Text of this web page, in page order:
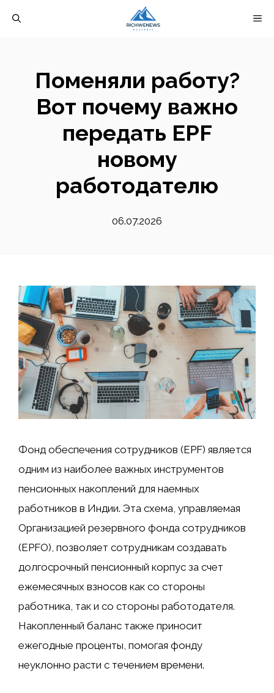
Поменяли работу?
Вот почему важно
передать EPF
новому
работодателю
06.07.2026
Фонд обеспечения сотрудников (EPF) является
одним из наиболее важных инструментов
пенсионных накоплений для наемных
работников в Индии. Эта схема, управляемая
Организацией резервного фонда сотрудников
(EPFO), позволяет сотрудникам создавать
долгосрочный пенсионный корпус за счет
ежемесячных взносов как со стороны
работника, так и со стороны работодателя.
Накопленный баланс также приносит
ежегодные проценты, помогая фонду
неуклонно расти с течением времени.